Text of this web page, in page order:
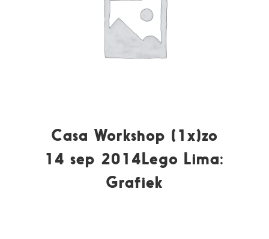
Casa Workshop (1x)zo
14 sep 2014Lego Lima:
Grafiek